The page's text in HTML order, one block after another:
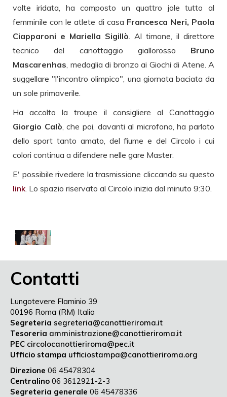
volte iridata, ha composto un quattro jole tutto al
femminile con le atlete di casa Francesca Neri, Paola
Ciapparoni e Mariella Sigillò . Al timone, il direttore
tecnico del canottaggio giallorosso Bruno
Mascarenhas , medaglia di bronzo ai Giochi di Atene. A
suggellare "l'incontro olimpico", una giornata baciata da
un sole primaverile.
Ha accolto la troupe il consigliere al Canottaggio
Giorgio Calò , che poi, davanti al microfono, ha parlato
dello sport tanto amato, del fiume e del Circolo i cui
colori continua a difendere nelle gare Master.
E' possibile rivedere la trasmissione cliccando su questo
link . Lo spazio riservato al Circolo inizia dal minuto 9:30.
Contatti
Lungotevere Flaminio 39
00196 Roma (RM) Italia
Segreteria segreteria@canottieriroma.it
Tesoreria amministrazione@canottieriroma.it
PEC circolocanottieriroma@pec.it
Ufficio stampa ufficiostampa@canottieriroma.org
Direzione 06 45478304
Centralino 06 3612921-2-3
Segreteria generale 06 45478336